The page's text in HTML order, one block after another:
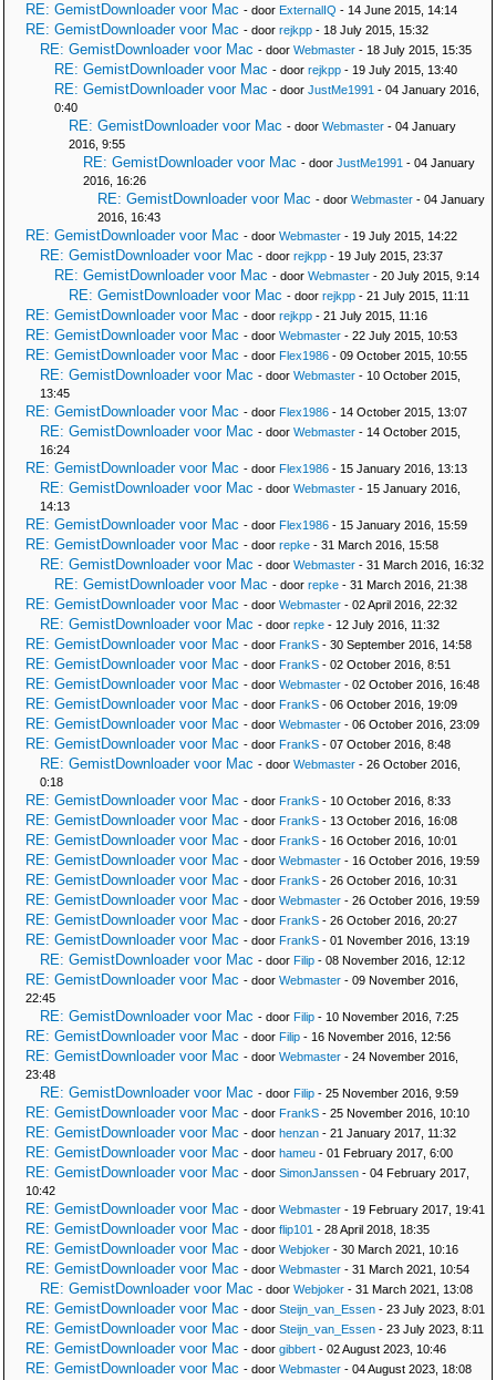
RE: GemistDownloader voor Mac - door ExternalIQ - 14 June 2015, 14:14
RE: GemistDownloader voor Mac - door rejkpp - 18 July 2015, 15:32
RE: GemistDownloader voor Mac - door Webmaster - 18 July 2015, 15:35
RE: GemistDownloader voor Mac - door rejkpp - 19 July 2015, 13:40
RE: GemistDownloader voor Mac - door JustMe1991 - 04 January 2016,
0:40
RE: GemistDownloader voor Mac - door Webmaster - 04 January
2016, 9:55
RE: GemistDownloader voor Mac - door JustMe1991 - 04 January
2016, 16:26
RE: GemistDownloader voor Mac - door Webmaster - 04 January
2016, 16:43
RE: GemistDownloader voor Mac - door Webmaster - 19 July 2015, 14:22
RE: GemistDownloader voor Mac - door rejkpp - 19 July 2015, 23:37
RE: GemistDownloader voor Mac - door Webmaster - 20 July 2015, 9:14
RE: GemistDownloader voor Mac - door rejkpp - 21 July 2015, 11:11
RE: GemistDownloader voor Mac - door rejkpp - 21 July 2015, 11:16
RE: GemistDownloader voor Mac - door Webmaster - 22 July 2015, 10:53
RE: GemistDownloader voor Mac - door Flex1986 - 09 October 2015, 10:55
RE: GemistDownloader voor Mac - door Webmaster - 10 October 2015,
13:45
RE: GemistDownloader voor Mac - door Flex1986 - 14 October 2015, 13:07
RE: GemistDownloader voor Mac - door Webmaster - 14 October 2015,
16:24
RE: GemistDownloader voor Mac - door Flex1986 - 15 January 2016, 13:13
RE: GemistDownloader voor Mac - door Webmaster - 15 January 2016,
14:13
RE: GemistDownloader voor Mac - door Flex1986 - 15 January 2016, 15:59
RE: GemistDownloader voor Mac - door repke - 31 March 2016, 15:58
RE: GemistDownloader voor Mac - door Webmaster - 31 March 2016, 16:32
RE: GemistDownloader voor Mac - door repke - 31 March 2016, 21:38
RE: GemistDownloader voor Mac - door Webmaster - 02 April 2016, 22:32
RE: GemistDownloader voor Mac - door repke - 12 July 2016, 11:32
RE: GemistDownloader voor Mac - door FrankS - 30 September 2016, 14:58
RE: GemistDownloader voor Mac - door FrankS - 02 October 2016, 8:51
RE: GemistDownloader voor Mac - door Webmaster - 02 October 2016, 16:48
RE: GemistDownloader voor Mac - door FrankS - 06 October 2016, 19:09
RE: GemistDownloader voor Mac - door Webmaster - 06 October 2016, 23:09
RE: GemistDownloader voor Mac - door FrankS - 07 October 2016, 8:48
RE: GemistDownloader voor Mac - door Webmaster - 26 October 2016,
0:18
RE: GemistDownloader voor Mac - door FrankS - 10 October 2016, 8:33
RE: GemistDownloader voor Mac - door FrankS - 13 October 2016, 16:08
RE: GemistDownloader voor Mac - door FrankS - 16 October 2016, 10:01
RE: GemistDownloader voor Mac - door Webmaster - 16 October 2016, 19:59
RE: GemistDownloader voor Mac - door FrankS - 26 October 2016, 10:31
RE: GemistDownloader voor Mac - door Webmaster - 26 October 2016, 19:59
RE: GemistDownloader voor Mac - door FrankS - 26 October 2016, 20:27
RE: GemistDownloader voor Mac - door FrankS - 01 November 2016, 13:19
RE: GemistDownloader voor Mac - door Filip - 08 November 2016, 12:12
RE: GemistDownloader voor Mac - door Webmaster - 09 November 2016,
22:45
RE: GemistDownloader voor Mac - door Filip - 10 November 2016, 7:25
RE: GemistDownloader voor Mac - door Filip - 16 November 2016, 12:56
RE: GemistDownloader voor Mac - door Webmaster - 24 November 2016,
23:48
RE: GemistDownloader voor Mac - door Filip - 25 November 2016, 9:59
RE: GemistDownloader voor Mac - door FrankS - 25 November 2016, 10:10
RE: GemistDownloader voor Mac - door henzan - 21 January 2017, 11:32
RE: GemistDownloader voor Mac - door hameu - 01 February 2017, 6:00
RE: GemistDownloader voor Mac - door SimonJanssen - 04 February 2017,
10:42
RE: GemistDownloader voor Mac - door Webmaster - 19 February 2017, 19:41
RE: GemistDownloader voor Mac - door flip101 - 28 April 2018, 18:35
RE: GemistDownloader voor Mac - door Webjoker - 30 March 2021, 10:16
RE: GemistDownloader voor Mac - door Webmaster - 31 March 2021, 10:54
RE: GemistDownloader voor Mac - door Webjoker - 31 March 2021, 13:08
RE: GemistDownloader voor Mac - door Steijn_van_Essen - 23 July 2023, 8:01
RE: GemistDownloader voor Mac - door Steijn_van_Essen - 23 July 2023, 8:11
RE: GemistDownloader voor Mac - door gibbert - 02 August 2023, 10:46
RE: GemistDownloader voor Mac - door Webmaster - 04 August 2023, 18:08